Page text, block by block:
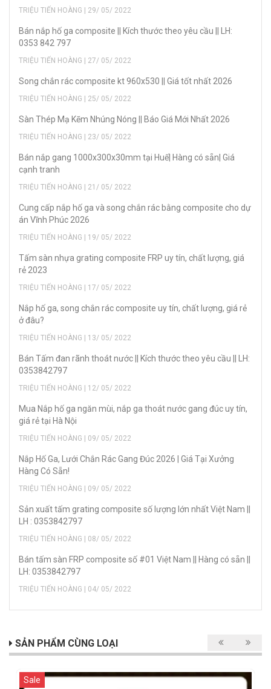
TRIỆU TIẾN HOÀNG | 29/ 05/ 2022
Bán nắp hố ga composite || Kích thước theo yêu cầu || LH:
0353 842 797
TRIỆU TIẾN HOÀNG | 27/ 05/ 2022
Song chắn rác composite kt 960x530 || Giá tốt nhất 2026
TRIỆU TIẾN HOÀNG | 25/ 05/ 2022
Sàn Thép Mạ Kẽm Nhúng Nóng || Báo Giá Mới Nhất 2026
TRIỆU TIẾN HOÀNG | 23/ 05/ 2022
Bán nắp gang 1000x300x30mm tại Huế| Hàng có sẵn| Giá
cạnh tranh
TRIỆU TIẾN HOÀNG | 21/ 05/ 2022
Cung cấp nắp hố ga và song chắn rác bằng composite cho dự
án Vĩnh Phúc 2026
TRIỆU TIẾN HOÀNG | 19/ 05/ 2022
Tấm sàn nhựa grating composite FRP uy tín, chất lượng, giá
rẻ 2023
TRIỆU TIẾN HOÀNG | 17/ 05/ 2022
Nắp hố ga, song chắn rác composite uy tín, chất lượng, giá rẻ
ở đâu?
TRIỆU TIẾN HOÀNG | 13/ 05/ 2022
Bán Tấm đan rãnh thoát nước || Kích thước theo yêu cầu || LH:
0353842797
TRIỆU TIẾN HOÀNG | 12/ 05/ 2022
Mua Nắp hố ga ngăn mùi, nắp ga thoát nước gang đúc uy tín,
giá rẻ tại Hà Nội
TRIỆU TIẾN HOÀNG | 09/ 05/ 2022
Nắp Hố Ga, Lưới Chắn Rác Gang Đúc 2026 | Giá Tại Xưởng
Hàng Có Sẵn!
TRIỆU TIẾN HOÀNG | 09/ 05/ 2022
Sản xuất tấm grating composite số lượng lớn nhất Việt Nam ||
LH : 0353842797
TRIỆU TIẾN HOÀNG | 08/ 05/ 2022
Bán tấm sàn FRP composite số #01 Việt Nam || Hàng có sẵn ||
LH: 0353842797
TRIỆU TIẾN HOÀNG | 04/ 05/ 2022
SẢN PHẨM CÙNG LOẠI
Sale